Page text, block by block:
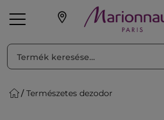
Parfüm
Természetes dezodor
RENDEZéS